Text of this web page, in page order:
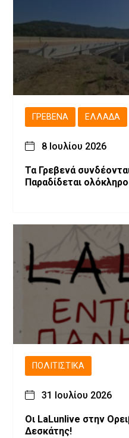
ΓΡΕΒΕΝΆ ΕΛΛΆΔΑ
8 Ιουλίου 2026
Τα Γρεβενά
Παραδίδεται
ΠΟΛΙΤΙΣΤΙΚΆ
31 Ιουλίου 2026
Οι LaLunlive στην
Δεσκάτης!